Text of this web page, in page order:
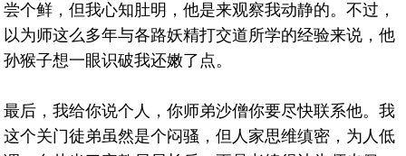
尝个鲜，但我心知肚明，他是来观察我动静的。不过，
以为师这么多年与各路妖精打交道所学的经验来说，他
孙猴子想一眼识破我还嫩了点。
最后，我给你说个人，你师弟沙僧你要尽快联系他。我
这个关门徒弟虽然是个闷骚，但人家思维缜密，为人低